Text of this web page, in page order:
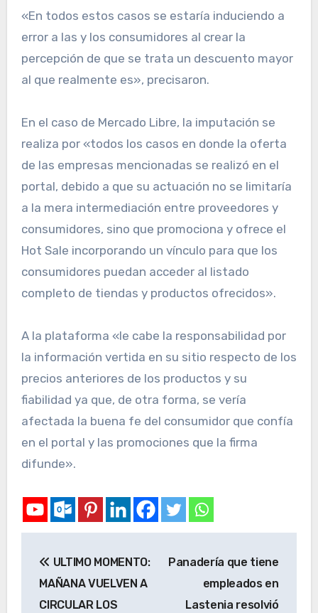
«En todos estos casos se estaría induciendo a
error a las y los consumidores al crear la
percepción de que se trata un descuento mayor
al que realmente es», precisaron.
En el caso de Mercado Libre, la imputación se
realiza por «todos los casos en donde la oferta
de las empresas mencionadas se realizó en el
portal, debido a que su actuación no se limitaría
a la mera intermediación entre proveedores y
consumidores, sino que promociona y ofrece el
Hot Sale incorporando un vínculo para que los
consumidores puedan acceder al listado
completo de tiendas y productos ofrecidos».
A la plataforma «le cabe la responsabilidad por
la información vertida en su sitio respecto de los
precios anteriores de los productos y su
fiabilidad ya que, de otra forma, se vería
afectada la buena fe del consumidor que confía
en el portal y las promociones que la firma
difunde».
ULTIMO MOMENTO:
MAÑANA VUELVEN A
CIRCULAR LOS
Panadería que tiene
empleados en
Lastenia resolvió